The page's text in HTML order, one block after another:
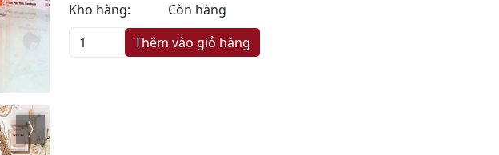
Kho hàng:
Còn hàng
Thêm vào giỏ hàng